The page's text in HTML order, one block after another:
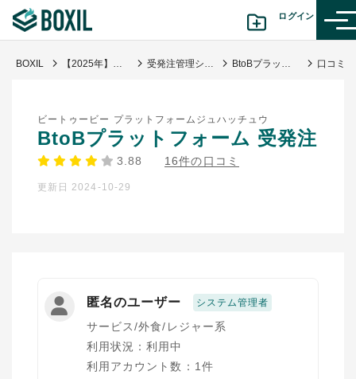
ログイン
診断から探す(β版)
BOXIL 【2025年】受発注システム比較42選！選び方・おすすめサービス 受発注管理システム BtoBプラットフォーム 受発注
ビートゥービー プラットフォームジュハッチュウ
BtoBプラットフォーム 受発注
3.88 16件の口コミ
更新日 2024-10-29
匿名のユーザー システム管理者
サービス/外食/レジャー系
利用状況：利用中
利用アカウント数：1件